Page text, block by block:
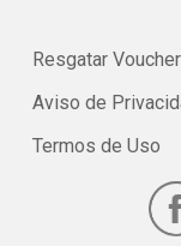
Resgatar Voucher
Aviso de
Termos de Uso